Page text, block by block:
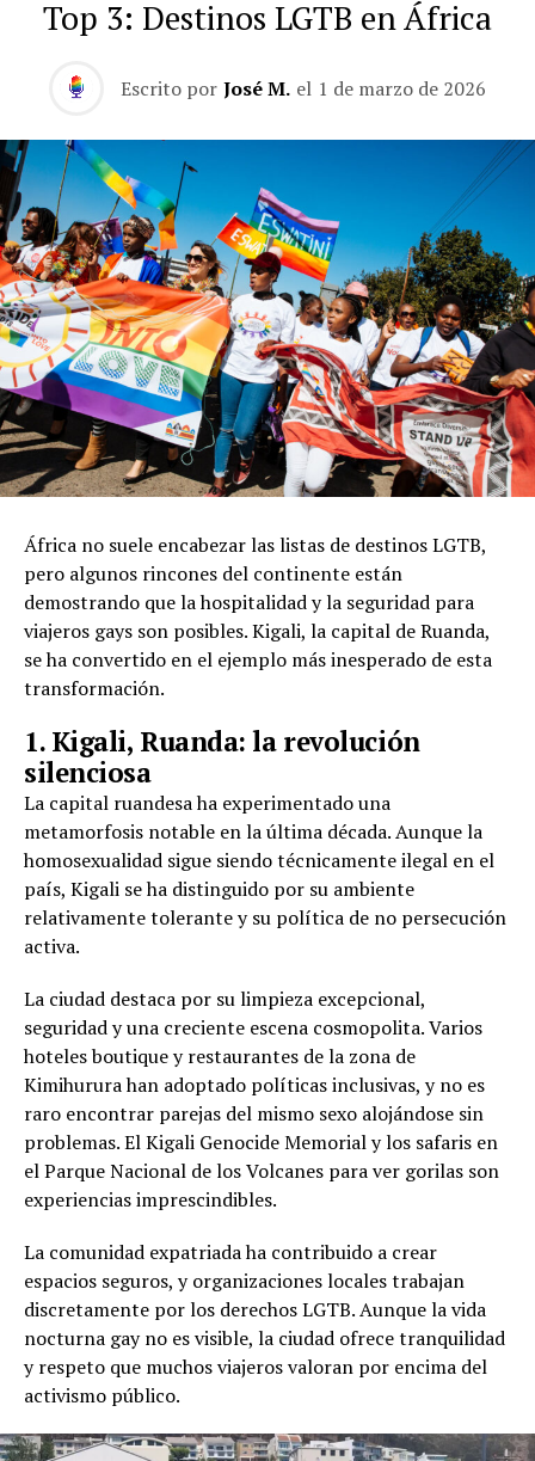
Top 3: Destinos LGTB en África
Escrito por José M. el 1 de marzo de 2026
África no suele encabezar las listas de destinos LGTB,
pero algunos rincones del continente están
demostrando que la hospitalidad y la seguridad para
viajeros gays son posibles. Kigali, la capital de Ruanda,
se ha convertido en el ejemplo más inesperado de esta
transformación.
1. Kigali, Ruanda: la revolución
silenciosa
La capital ruandesa ha experimentado una
metamorfosis notable en la última década. Aunque la
homosexualidad sigue siendo técnicamente ilegal en el
país, Kigali se ha distinguido por su ambiente
relativamente tolerante y su política de no persecución
activa.
La ciudad destaca por su limpieza excepcional,
seguridad y una creciente escena cosmopolita. Varios
hoteles boutique y restaurantes de la zona de
Kimihurura han adoptado políticas inclusivas, y no es
raro encontrar parejas del mismo sexo alojándose sin
problemas. El Kigali Genocide Memorial y los safaris en
el Parque Nacional de los Volcanes para ver gorilas son
experiencias imprescindibles.
La comunidad expatriada ha contribuido a crear
espacios seguros, y organizaciones locales trabajan
discretamente por los derechos LGTB. Aunque la vida
nocturna gay no es visible, la ciudad ofrece tranquilidad
y respeto que muchos viajeros valoran por encima del
activismo público.